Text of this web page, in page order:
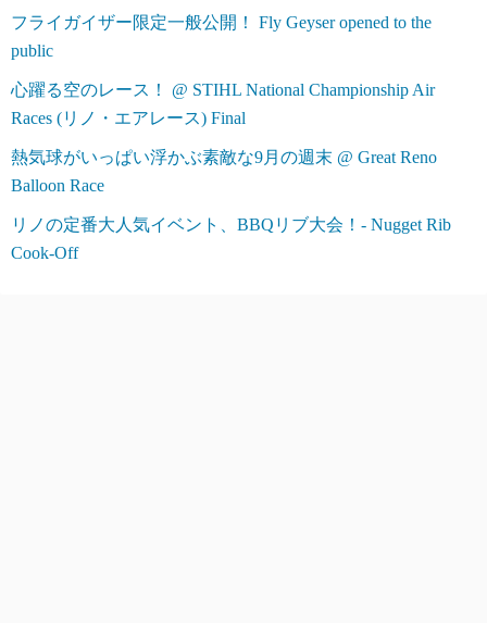
フライガイザー限定一般公開！ Fly Geyser opened to the
public
心躍る空のレース！ @ STIHL National Championship Air
Races (リノ・エアレース) Final
熱気球がいっぱい浮かぶ素敵な9月の週末 @ Great Reno
Balloon Race
リノの定番大人気イベント、BBQリブ大会！- Nugget Rib
Cook-Off